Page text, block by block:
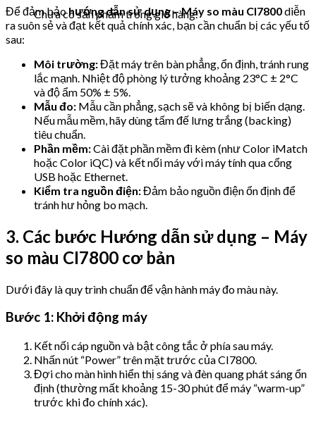
Chưa có sản phẩm trong giỏ hàng.
Để đảm bảohướng dẫn sử dụng – Máy so màu CI7800diễn
ra suôn sẻ và đạt kết quả chính xác, bạn cần chuẩn bị các yếu tố
sau:
Môi trường:Đặt máy trên bàn phẳng, ổn định, tránh rung
lắc mạnh. Nhiệt độ phòng lý tưởng khoảng 23°C ± 2°C
và độ ẩm 50% ± 5%.
Mẫu đo: Mẫu cần phẳng, sạch sẽ và không bị biến dạng.
Nếu mẫu mềm, hãy dùng tấm đế lưng trắng (backing)
tiêu chuẩn.
Phần mềm:Cài đặt phần mềm đi kèm (như Color iMatch
hoặc Color iQC) và kết nối máy với máy tính qua cổng
USB hoặc Ethernet.
Kiểm tra nguồn điện:Đảm bảo nguồn điện ổn định để
tránh hư hỏng bo mạch.
3. Các bước Hướng dẫn sử dụng – Máy
so màu CI7800 cơ bản
Dưới đây là quy trình chuẩn để vận hành máy đo màu này.
Bước 1: Khởi động máy
Kết nối cáp nguồn và bật công tắc ở phía sau máy.
Nhấn nút “Power” trên mặt trước của CI7800.
Đợi cho màn hình hiển thị sáng và đèn quang phát sáng ổn
định (thường mất khoảng 15-30 phút để máy “warm-up”
trước khi đo chính xác).